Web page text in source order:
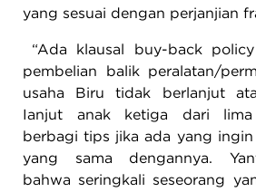
yang sesuai dengan perjanjian
“Ada klausal buy-back
pembelian balik peralatan/
usaha Biru tidak berlanjut
Ianjut anak ketiga dari lima
berbagi tips jika ada yang ingin
yang sama dengannya.
bahwa seringkali seseorang